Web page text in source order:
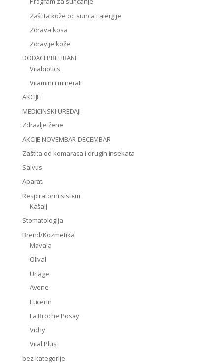
Zaštita kože od sunca i alergije
Zdrava kosa
Zdravlje kože
DODACI PREHRANI
Vitabiotics
Vitamini i minerali
AKCIJE
MEDICINSKI UREDAJI
Zdravlje žene
AKCIJE NOVEMBAR-DECEMBAR
Zaštita od komaraca i drugih insekata
Salvus
Aparati
Respiratorni sistem
Kašalj
Stomatologija
Brend/Kozmetika
Mavala
Olival
Uriage
Avene
Eucerin
La Rroche Posay
Vichy
Vital Plus
bez kategorije